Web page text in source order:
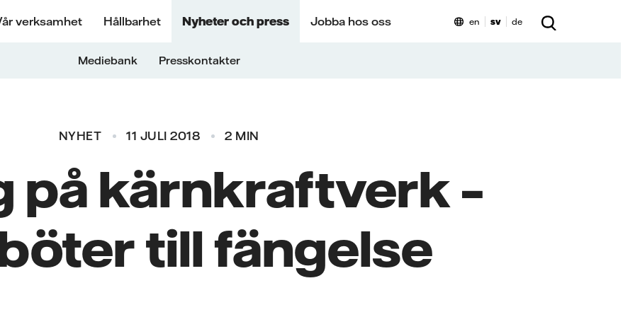
verksamhet Hållbarhet Nyheter och press Jobba hos oss
Mediebank Presskontakter
en sv de
NYHET 11 JULI 2018 2 MIN
på kärnkraftverk –
till fängelse